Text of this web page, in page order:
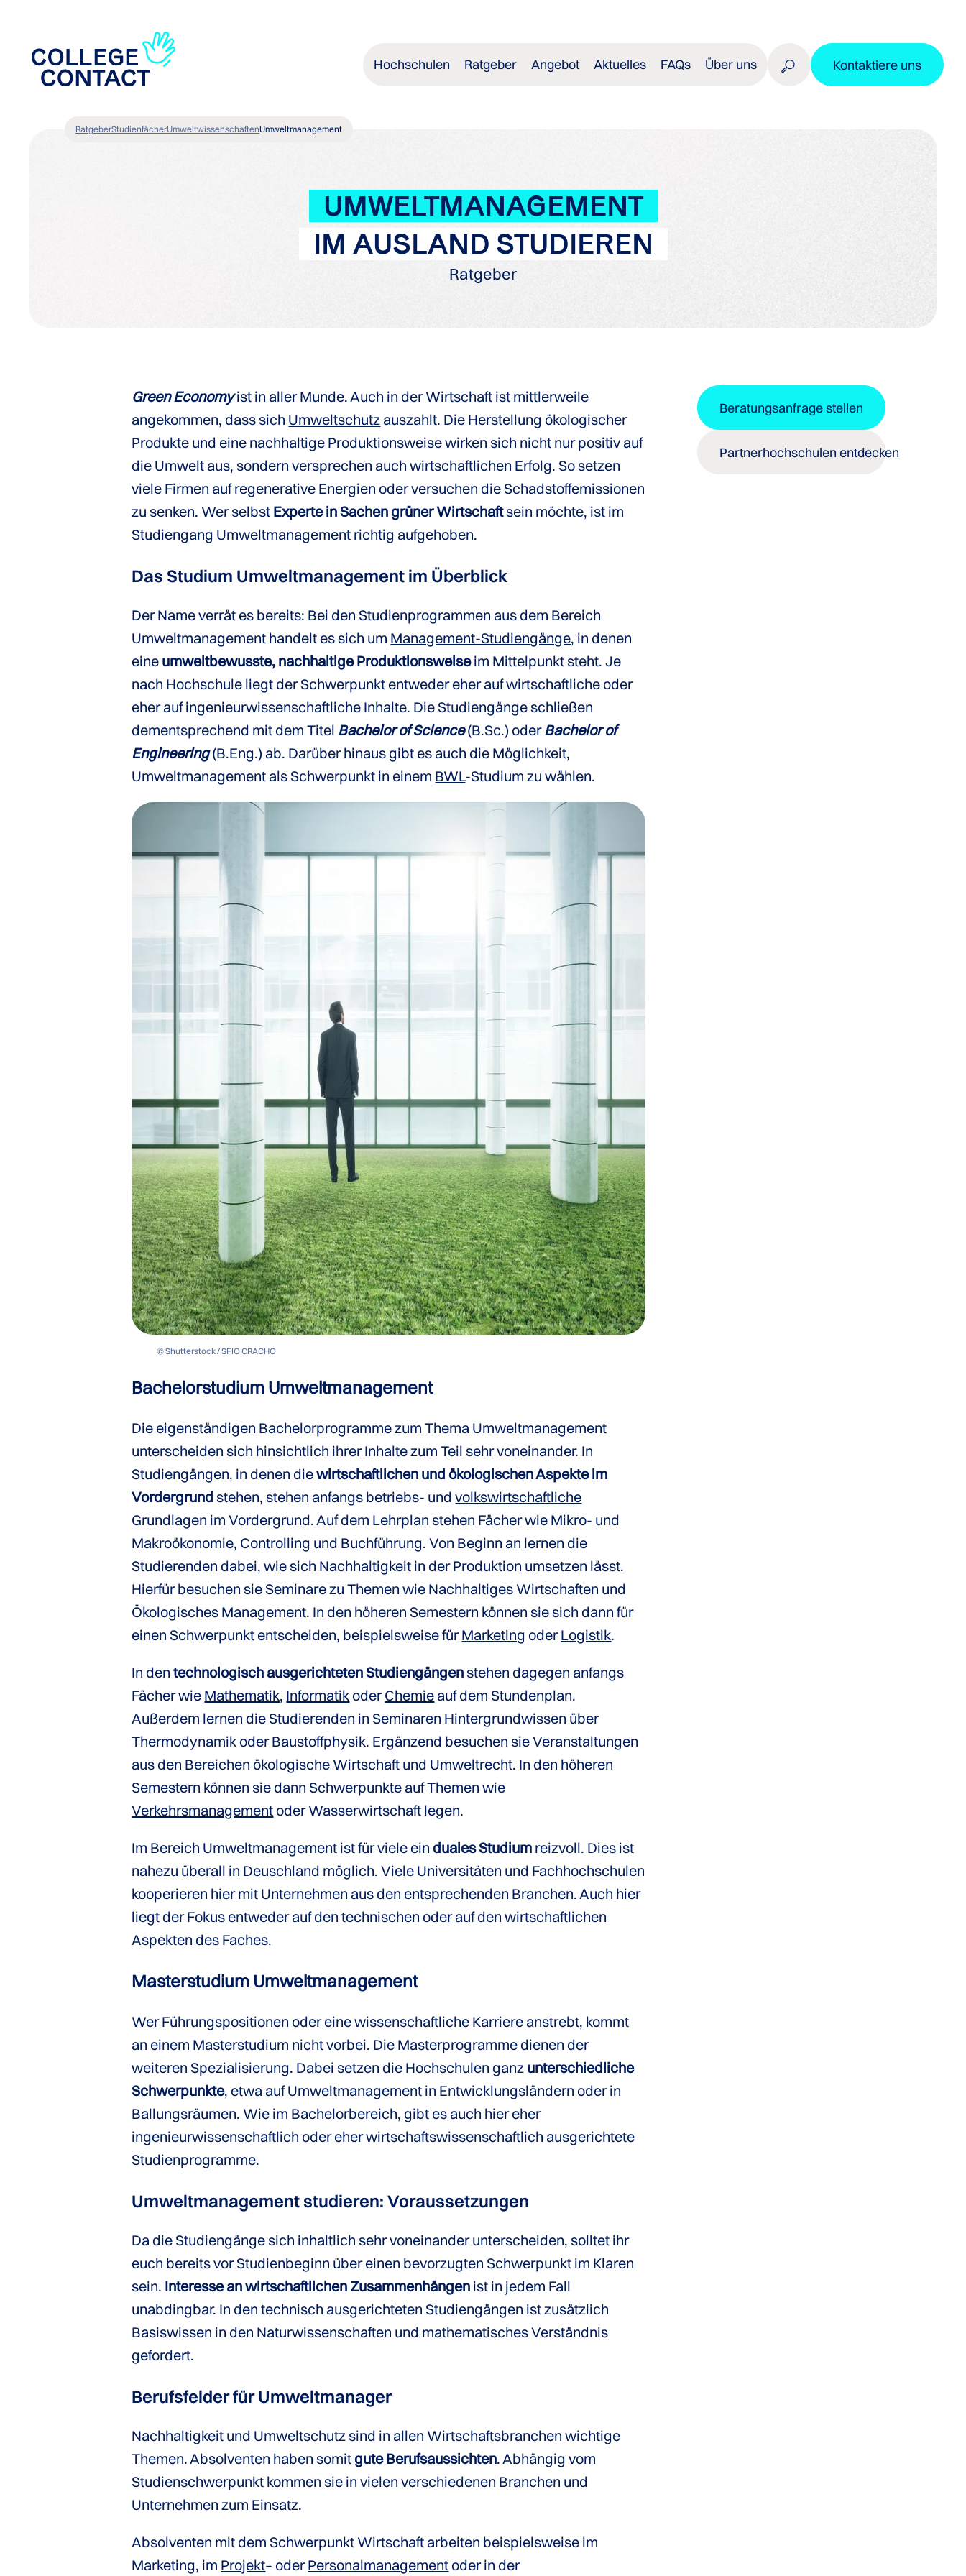
Hochschulen Ratgeber Angebot Aktuelles FAQs Über uns Kontaktiere uns
RatgeberStudienfächerUmweltwissenschaftenUmweltmanagement
UMWELTMANAGEMENT
IM AUSLAND STUDIEREN
Ratgeber
Green Economyist in aller Munde. Auch in der Wirtschaft ist mittlerweile
angekommen, dass sich Umweltschutz auszahlt. Die Herstellung ökologischer
Produkte und eine nachhaltige Produktionsweise wirken sich nicht nur positiv auf
die Umwelt aus, sondern versprechen auch wirtschaftlichen Erfolg. So setzen
viele Firmen auf regenerative Energien oder versuchen die Schadstoffemissionen
zu senken. Wer selbst Experte in Sachen grüner Wirtschaftsein möchte, ist im
Studiengang Umweltmanagement richtig aufgehoben.
Das Studium Umweltmanagement im Überblick
Der Name verrät es bereits: Bei den Studienprogrammen aus dem Bereich
Umweltmanagement handelt es sich um Management-Studiengänge, in denen
eine umweltbewusste, nachhaltige Produktionsweiseim Mittelpunkt steht. Je
nach Hochschule liegt der Schwerpunkt entweder eher auf wirtschaftliche oder
eher auf ingenieurwissenschaftliche Inhalte. Die Studiengänge schließen
dementsprechend mit dem Titel Bachelor of Science(B.Sc.) oderBachelor of
Engineering(B.Eng.) ab. Darüber hinaus gibt es auch die Möglichkeit,
Umweltmanagement als Schwerpunkt in einem BWL-Studium zu wählen.
© Shutterstock / SFIO CRACHO
Bachelorstudium Umweltmanagement
Die eigenständigen Bachelorprogramme zum Thema Umweltmanagement
unterscheiden sich hinsichtlich ihrer Inhalte zum Teil sehr voneinander. In
Studiengängen, in denen diewirtschaftlichen und ökologischen Aspekte im
Vordergrund stehen, stehen anfangs betriebs- undvolkswirtschaftliche
Grundlagen im Vordergrund. Auf dem Lehrplan stehen Fächer wie Mikro- und
Makroökonomie, Controlling und Buchführung. Von Beginn an lernen die
Studierenden dabei, wie sich Nachhaltigkeit in der Produktion umsetzen lässt.
Hierfür besuchen sie Seminare zu Themen wie Nachhaltiges Wirtschaften und
Ökologisches Management. In den höheren Semestern können sie sich dann für
einen Schwerpunkt entscheiden, beispielsweise fürMarketing oderLogistik.
In dentechnologisch ausgerichteten Studiengängenstehen dagegen anfangs
Fächer wie Mathematik, InformatikoderChemie auf dem Stundenplan.
Außerdem lernen die Studierenden in Seminaren Hintergrundwissen über
Thermodynamik oder Baustoffphysik. Ergänzend besuchen sie Veranstaltungen
aus den Bereichen ökologische Wirtschaft und Umweltrecht. In den höheren
Semestern können sie dann Schwerpunkte auf Themen wie
Verkehrsmanagementoder Wasserwirtschaft legen.
Im Bereich Umweltmanagement ist für viele einduales Studium reizvoll. Dies ist
nahezu überall in Deuschland möglich. Viele Universitäten und Fachhochschulen
kooperieren hier mit Unternehmen aus den entsprechenden Branchen. Auch hier
liegt der Fokus entweder auf den technischen oder auf den wirtschaftlichen
Aspekten des Faches.
Masterstudium Umweltmanagement
Wer Führungspositionen oder eine wissenschaftliche Karriere anstrebt, kommt
an einem Masterstudium nicht vorbei. Die Masterprogramme dienen der
weiteren Spezialisierung. Dabei setzen die Hochschulen ganz unterschiedliche
Schwerpunkte, etwa auf Umweltmanagement in Entwicklungsländern oder in
Ballungsräumen. Wie im Bachelorbereich, gibt es auch hier eher
ingenieurwissenschaftlich oder eher wirtschaftswissenschaftlich ausgerichtete
Studienprogramme.
Umweltmanagement studieren: Voraussetzungen
Da die Studiengänge sich inhaltlich sehr voneinander unterscheiden, solltet ihr
euch bereits vor Studienbeginn über einen bevorzugten Schwerpunkt im Klaren
sein. Interesse an wirtschaftlichen Zusammenhängen ist in jedem Fall
unabdingbar. In den technisch ausgerichteten Studiengängen ist zusätzlich
Basiswissen in den Naturwissenschaften und mathematisches Verständnis
gefordert.
Berufsfelder für Umweltmanager
Nachhaltigkeit und Umweltschutz sind in allen Wirtschaftsbranchen wichtige
Themen. Absolventen haben somitgute Berufsaussichten. Abhängig vom
Studienschwerpunkt kommen sie in vielen verschiedenen Branchen und
Unternehmen zum Einsatz.
Absolventen mit dem Schwerpunkt Wirtschaft arbeiten beispielsweise im
Marketing, im Projekt– oderPersonalmanagementoder in der
Beratungsanfrage stellen
Partnerhochschulen entdecken